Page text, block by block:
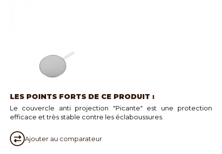
LES POINTS FORTS DE CE PRODUIT :
Le couvercle anti projection "Picante" est une protection
efficace et très stable contre les éclaboussures.
Ajouter au comparateur